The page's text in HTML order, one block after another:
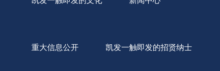
重大信息公开 凯发一触即发的招贤纳士